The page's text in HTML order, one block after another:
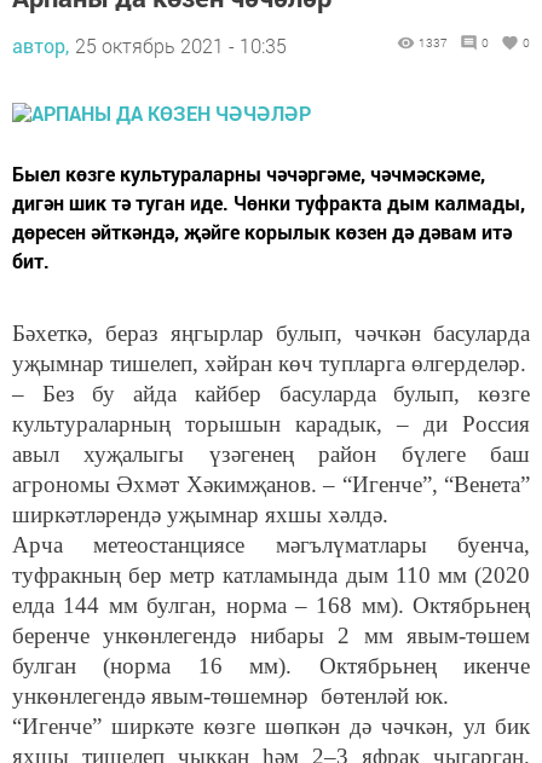
автор, 25 октябрь 2021 - 10:35 1337 0 0
Быел көзге культураларны чәчәргәме, чәчмәскәме,
дигән шик тә туган иде. Чөнки туфракта дым калмады,
дөресен әйткәндә, җәйге корылык көзен дә дәвам итә
бит.
Бәхеткә, бераз яңгырлар булып, чәчкән басуларда
уҗымнар тишелеп, хәйран көч тупларга өлгерделәр.
– Без бу айда кайбер басуларда булып, көзге
культураларның торышын карадык, – ди Россия
авыл хуҗалыгы үзәгенең район бүлеге баш
агрономы Әхмәт Хәкимҗанов. – “Игенче”, “Венета”
ширкәтләрендә уҗымнар яхшы хәлдә.
Арча метеостанциясе мәгълүматлары буенча,
туфракның бер метр катламында дым 110 мм (2020
елда 144 мм булган, норма – 168 мм). Октябрьнең
беренче ункөнлегендә нибары 2 мм явым-төшем
булган (норма 16 мм). Октябрьнең икенче
ункөнлегендә явым-төшемнәр бөтенләй юк.
“Игенче” ширкәте көзге шөпкән дә чәчкән, ул бик
яхшы тишелеп чыккан һәм 2–3 яфрак чыгарган.